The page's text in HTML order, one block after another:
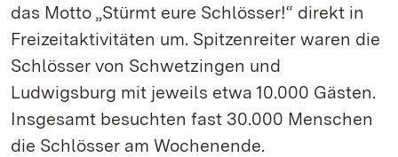
das Motto „Stürmt eure Schlösser!“ direkt in
Freizeitaktivitäten um. Spitzenreiter waren die
Schlösser von Schwetzingen und
Ludwigsburg mit jeweils etwa 10.000 Gästen.
Insgesamt besuchten fast 30.000 Menschen
die Schlösser am Wochenende.